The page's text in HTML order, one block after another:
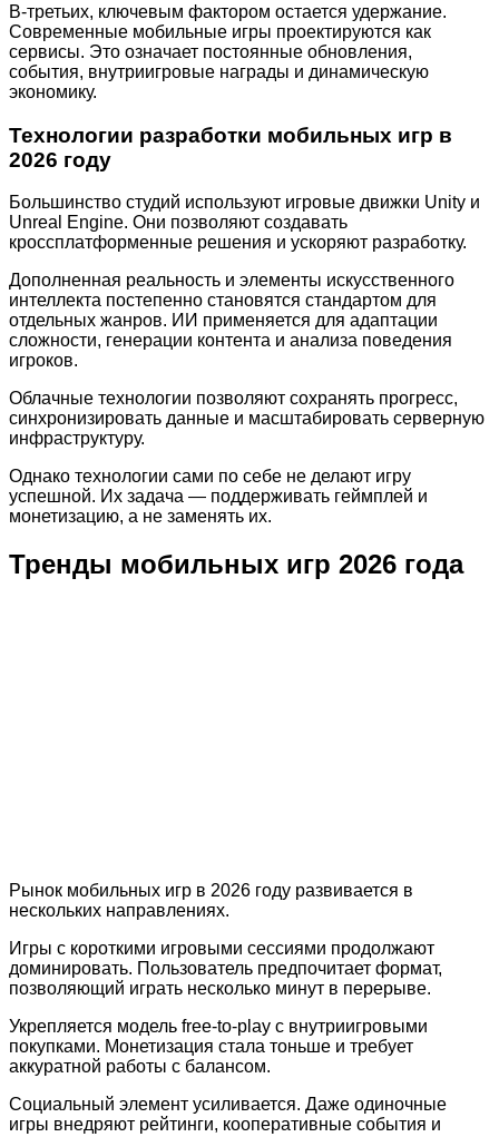
В-третьих, ключевым фактором остается удержание.
Современные мобильные игры проектируются как
сервисы. Это означает постоянные обновления,
события, внутриигровые награды и динамическую
экономику.
Технологии разработки мобильных игр в
2026 году
Большинство студий используют игровые движки Unity и
Unreal Engine. Они позволяют создавать
кроссплатформенные решения и ускоряют разработку.
Дополненная реальность и элементы искусственного
интеллекта постепенно становятся стандартом для
отдельных жанров. ИИ применяется для адаптации
сложности, генерации контента и анализа поведения
игроков.
Облачные технологии позволяют сохранять прогресс,
синхронизировать данные и масштабировать серверную
инфраструктуру.
Однако технологии сами по себе не делают игру
успешной. Их задача — поддерживать геймплей и
монетизацию, а не заменять их.
Тренды мобильных игр 2026 года
Рынок мобильных игр в 2026 году развивается в
нескольких направлениях.
Игры с короткими игровыми сессиями продолжают
доминировать. Пользователь предпочитает формат,
позволяющий играть несколько минут в перерыве.
Укрепляется модель free-to-play с внутриигровыми
покупками. Монетизация стала тоньше и требует
аккуратной работы с балансом.
Социальный элемент усиливается. Даже одиночные
игры внедряют рейтинги, кооперативные события и